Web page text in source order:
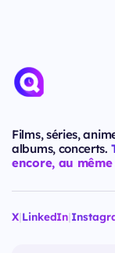
Films, séries,
albums, concerts.
encore, au
X|LinkedIn|